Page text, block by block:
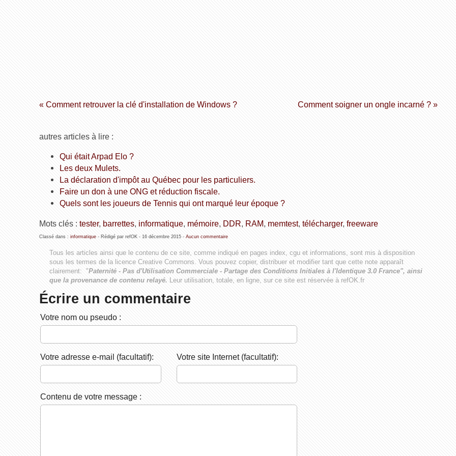
« Comment retrouver la clé d'installation de Windows ? Comment soigner un ongle incarné ? »
autres articles à lire :
Qui était Arpad Elo ?
Les deux Mulets.
La déclaration d'impôt au Québec pour les particuliers.
Faire un don à une ONG et réduction fiscale.
Quels sont les joueurs de Tennis qui ont marqué leur époque ?
Mots clés : tester, barrettes, informatique, mémoire, DDR RAM, memtest, télécharger, freeware
Classé dans : informatique- Rédigé par refOK - 16 décembre 2015- Aucun commentaire
Tous les articles ainsi que le contenu de ce site, comme indiqué en pages index, cgu et informations, sont mis à disposition
sous les termes de la licence Creative Commons. Vous pouvez copier, distribuer et modifier tant que cette note apparaît
clairement: "Paternité - Pas d'Utilisation Commerciale - Partage des Conditions Initiales à l'Identique 3.0 France", ainsi
que la provenance de contenu relayé. Leur utilisation, totale, en ligne, sur ce site est réservée à refOK.fr
Écrire un commentaire
Votre nom ou pseudo :
Votre adresse e-mail (facultatif): Votre site Internet (facultatif):
Contenu de votre message :